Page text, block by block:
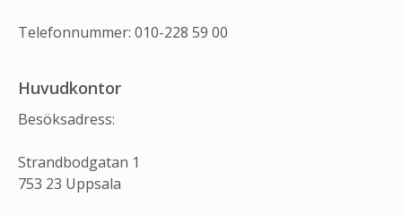
Telefonnummer: 010-228 59 00
Huvudkontor
Besöksadress:
Strandbodgatan 1
753 23 Uppsala